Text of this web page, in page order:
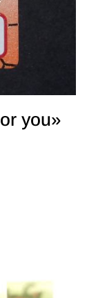
you»